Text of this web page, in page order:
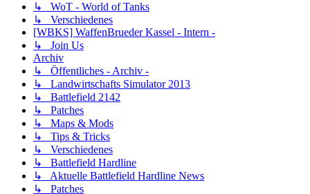
↳ WoT - World of Tanks
↳ Verschiedenes
[WBKS] WaffenBrueder Kassel - Intern -
↳ Join Us
Archiv
↳ Öffentliches - Archiv -
↳ Landwirtschafts Simulator 2013
↳ Battlefield 2142
↳ Patches
↳ Maps & Mods
↳ Tips & Tricks
↳ Verschiedenes
↳ Battlefield Hardline
↳ Aktuelle Battlefield Hardline News
↳ Patches